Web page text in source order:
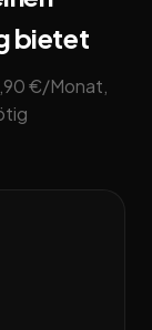
bietet
€/Monat,